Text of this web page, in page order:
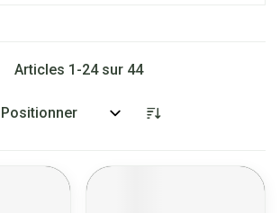
Articles 1 -24sur 44
Trier par: